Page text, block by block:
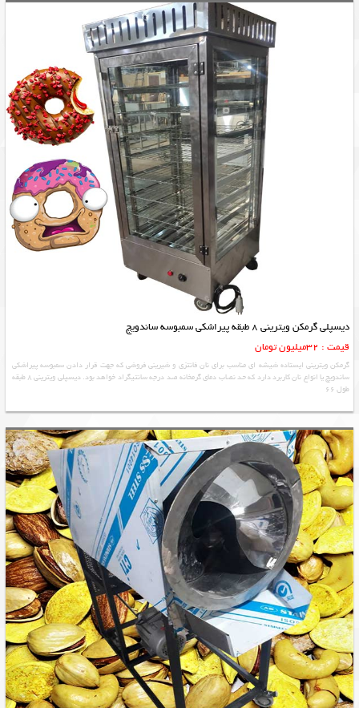
دیسپلی گرمکن ویترینی 8 طبقه پیراشکی سمبوسه ساندویچ
قیمت : 32میلیون تومان
گرمکن ویترینی ایستاده شیشه ای مناسب برای نان فانتزی و شیرینی فروشی که جهت قرار دادن سمبوسه پیراشکی
ساندویچ یا انواع نان کاربرد دارد که حد نصاب دمای گرمخانه صد درجه سانتیگراد خواهد بود. دیسپلی ویترینی 8 طبقه
طول 66